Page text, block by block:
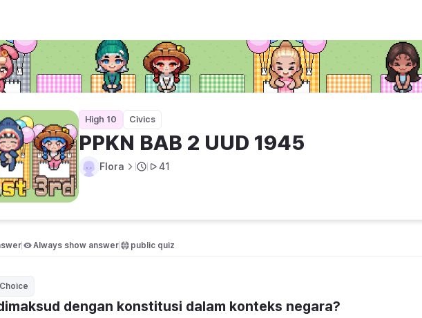
High 10 Civics
PPKN BAB 2 UUD 1945
Flora 41
Always show answer public quiz
dengan konstitusi dalam konteks negara?